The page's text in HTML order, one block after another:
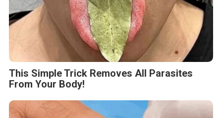
This Simple Trick Removes All Parasites
From Your Body!